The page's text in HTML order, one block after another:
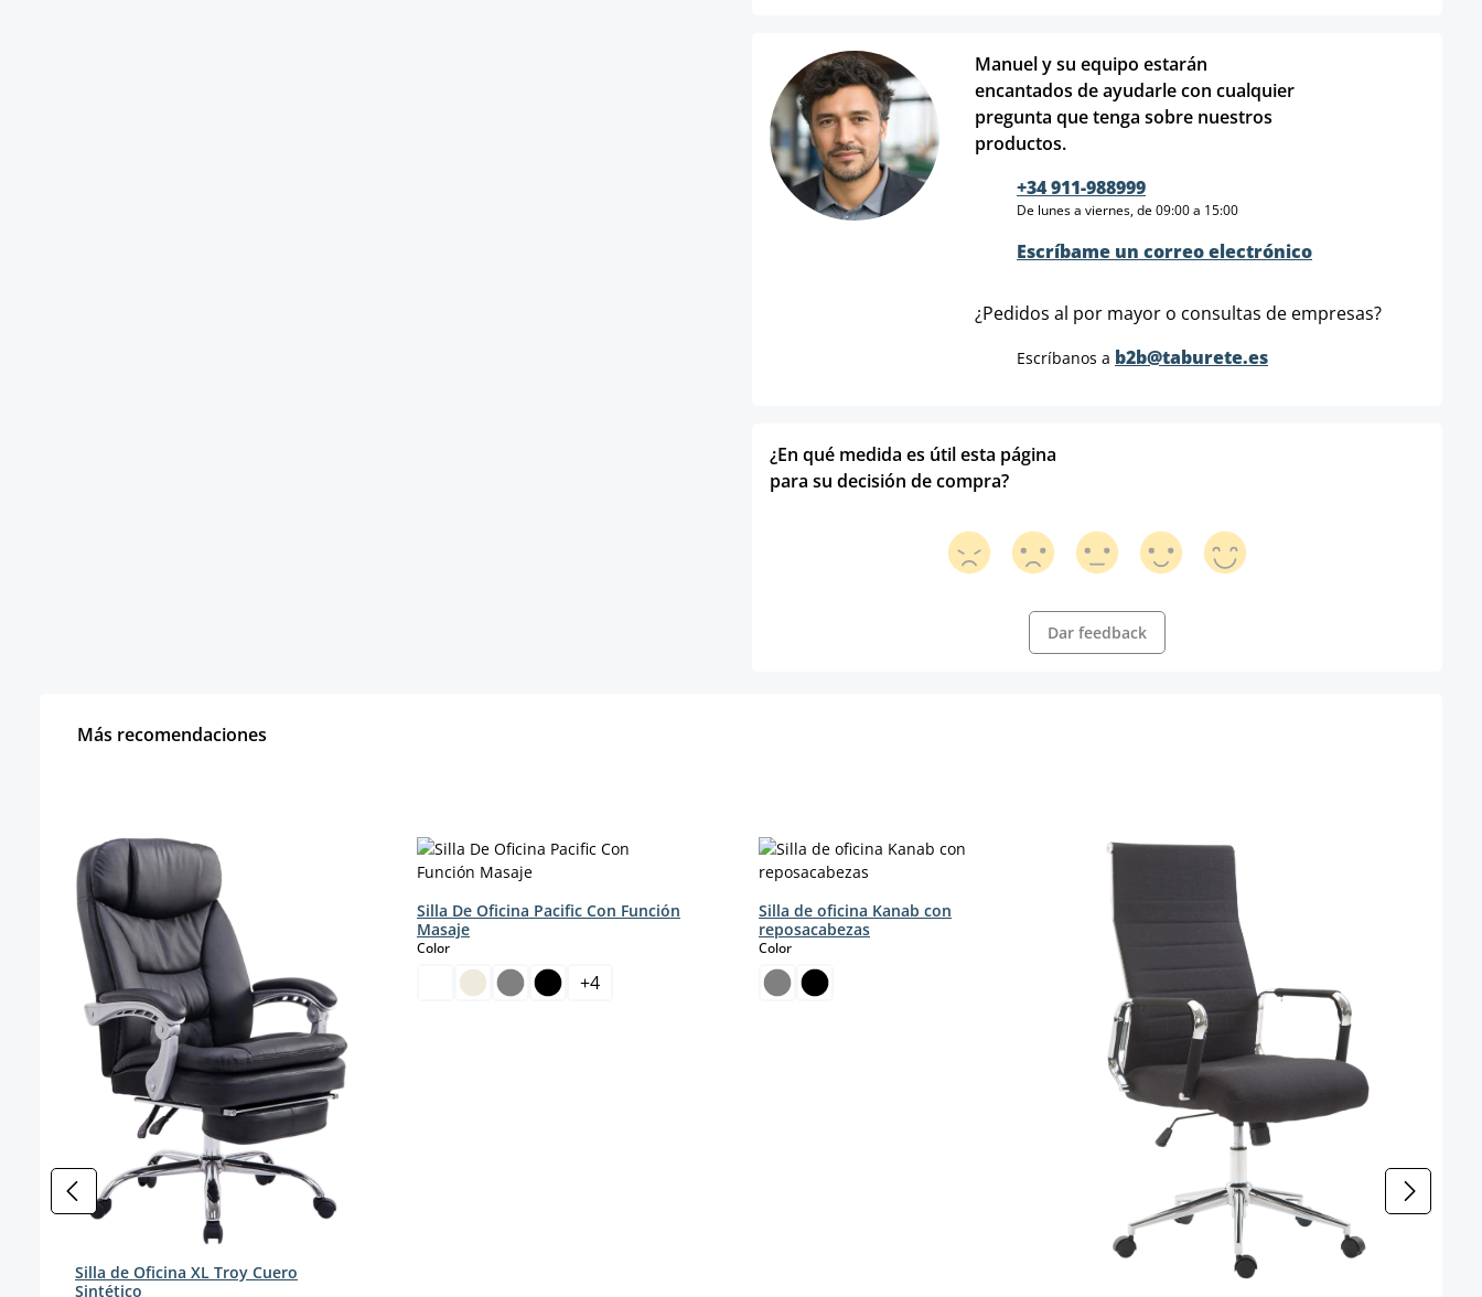
Manuel y su equipo estarán
encantados de ayudarle con cualquier
pregunta que tenga sobre nuestros
productos.
+34 911-988999
De lunes a viernes, de 09:00 a 15:00
Escríbame un correo electrónico
¿Pedidos al por mayor o consultas de empresas?
Escríbanos a b2b@taburete.es
¿En qué medida es útil esta página
para su decisión de compra?
Dar feedback
Más recomendaciones
Silla de Oficina XL Troy Cuero
Sintético
Silla De Oficina Pacific Con Función
Masaje
Colorselect
+4
Silla de oficina Kanab con
reposacabezas
Colorselect